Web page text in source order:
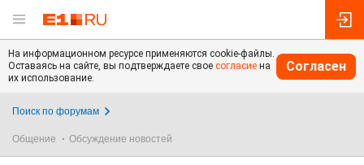
На информационном ресурсе применяются cookie-файлы.
Оставаясь на сайте, вы подтверждаете свое согласие на
их использование.
Согласен
Поиск по форумам
Общение Обсуждение новостей